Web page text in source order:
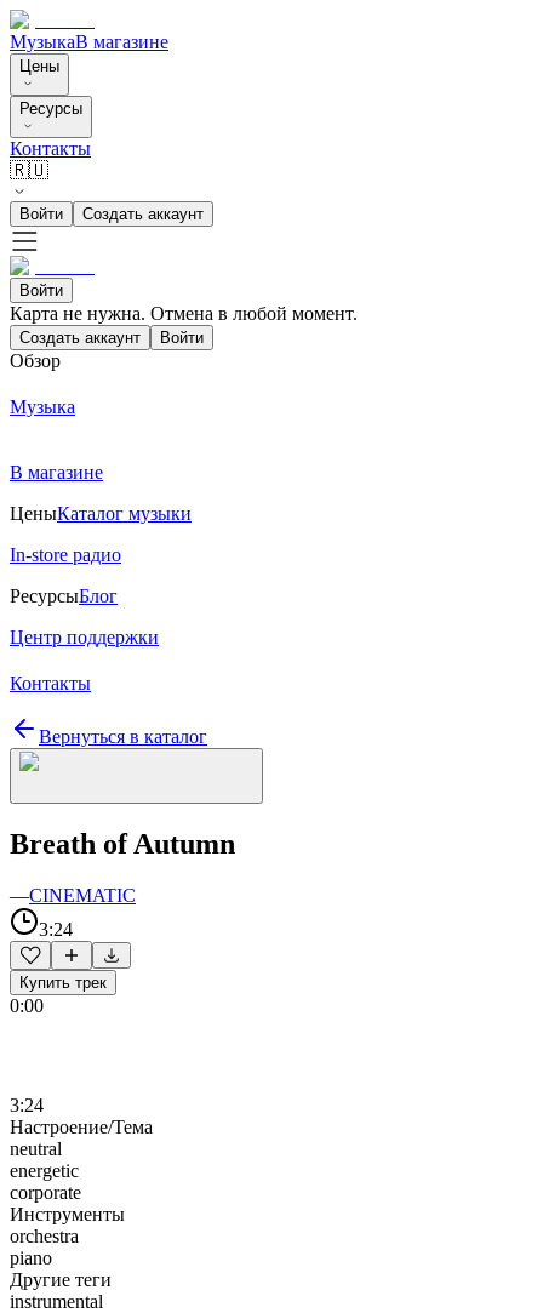
МузыкаВ магазине
Цены
Ресурсы
Контакты
🇷🇺
Войти Создать аккаунт
Войти
Карта не нужна. Отмена в любой момент.
Создать аккаунт Войти
Обзор
Музыка
В магазине
ЦеныКаталог музыки
In-store радио
РесурсыБлог
Центр поддержки
Контакты
Вернуться в каталог
Breath of Autumn
—CINEMATIC
3:24
Купить трек
0:00
3:24
Настроение/Тема
neutral
energetic
corporate
Инструменты
orchestra
piano
Другие теги
instrumental